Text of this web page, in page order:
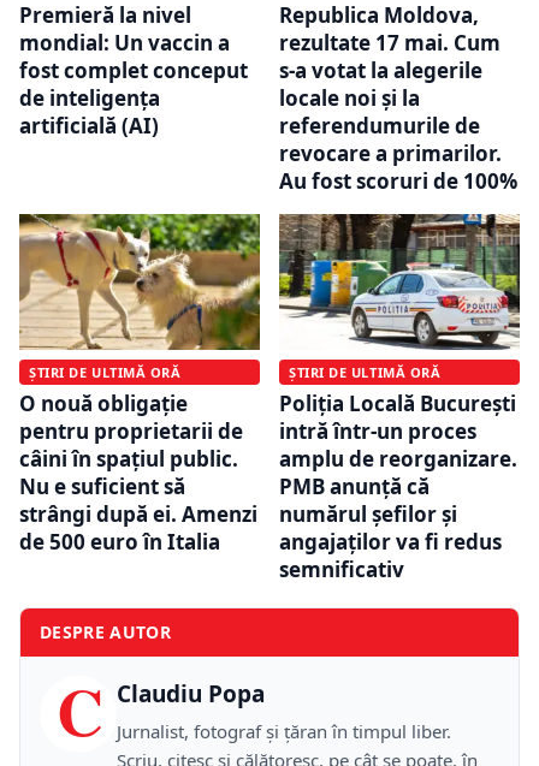
Premieră la nivel
mondial: Un vaccin a
fost complet conceput
de inteligența
artificială (AI)
Republica Moldova,
rezultate 17 mai. Cum
s-a votat la alegerile
locale noi și la
referendumurile de
revocare a primarilor.
Au fost scoruri de 100%
ȘTIRI DE ULTIMĂ ORĂ
O nouă obligație
pentru proprietarii de
câini în spațiul public.
Nu e suficient să
strângi după ei. Amenzi
de 500 euro în Italia
ȘTIRI DE ULTIMĂ ORĂ
Poliția Locală București
intră într-un proces
amplu de reorganizare.
PMB anunță că
numărul șefilor și
angajaților va fi redus
semnificativ
DESPRE AUTOR
C Claudiu Popa
Jurnalist, fotograf și țăran în timpul liber.
Scriu, citesc și călătoresc, pe cât se poate, în